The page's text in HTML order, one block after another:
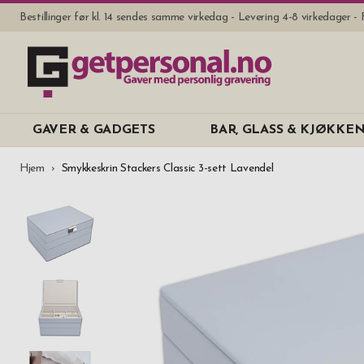
Bestillinger før kl. 14 sendes samme virkedag - Levering 4-8 virkedager
GAVER & GADGETS BAR, GLASS &
Hjem Smykkeskrin Stackers Classic 3-sett Lavendel